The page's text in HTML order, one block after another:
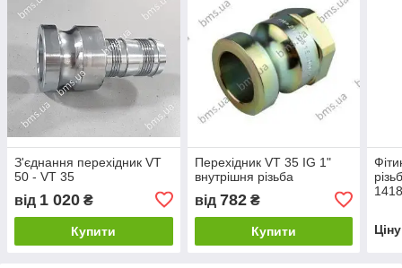
З'єднання перехідник VT
50 - VT 35
від 1 020 ₴
Купити
Перехідник VT 35 IG 1"
внутрішня різьба
від 782₴
Купити